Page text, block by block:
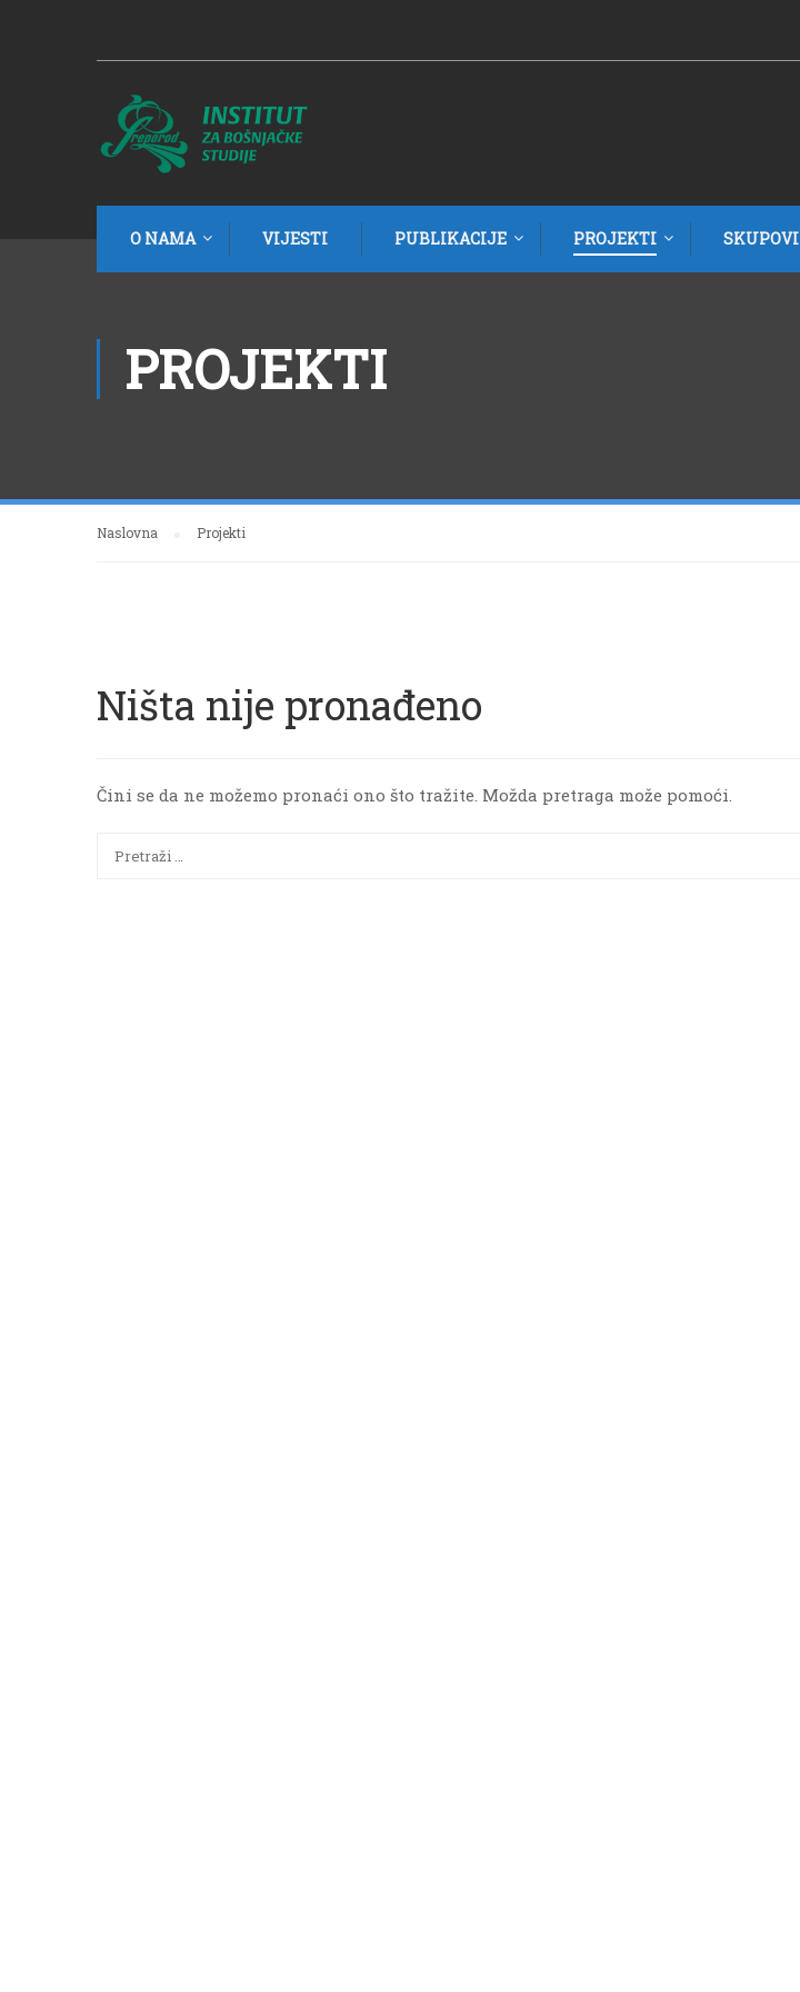
O NAMA VIJESTI PUBLIKACIJE PROJEKTI SKUPOVI
PROJEKTI
Naslovna Projekti
Ništa nije pronađeno
Čini se da ne možemo pronaći ono što tražite. Možda pretraga može pomoći.